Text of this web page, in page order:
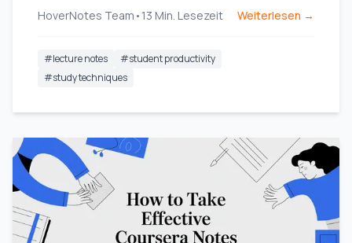
festzuhalten.
HoverNotes Team • 13 Min. Lesezeit Weiterlesen →
#lecture notes #student productivity
#study techniques